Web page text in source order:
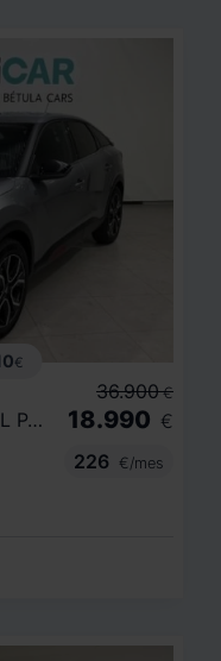
€
Ë C4 ELÉCTRICO 100KW FEEL PACK
36.900 €
18.990 €
226
€/mes